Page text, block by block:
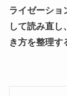
ライゼーショ
して読み直
き方を整理す